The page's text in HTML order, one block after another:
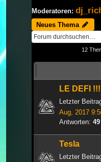
Moderatoren:
Neues Thema
12
LE DEFI !!!
Letzter
Aug, 2017
Antworten: 49
Tesla
Letzter